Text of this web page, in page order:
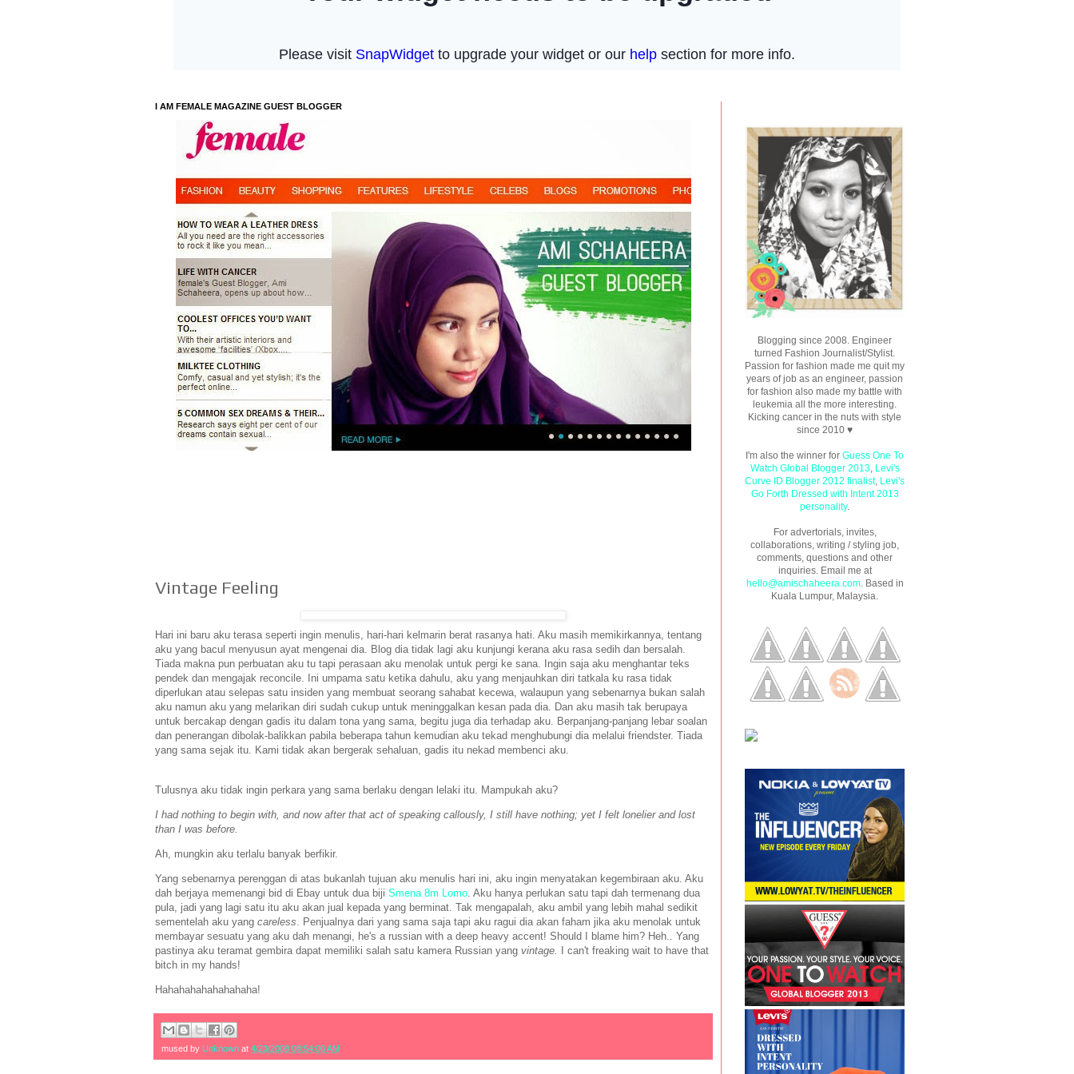
I AM FEMALE MAGAZINE GUEST BLOGGER
Vintage Feeling
Hari ini baru aku terasa seperti ingin menulis, hari-hari kelmarin berat rasanya hati. Aku masih memikirkannya, tentang
aku yang bacul menyusun ayat mengenai dia. Blog dia tidak lagi aku kunjungi kerana aku rasa sedih dan bersalah.
Tiada makna pun perbuatan aku tu tapi perasaan aku menolak untuk pergi ke sana. Ingin saja aku menghantar teks
pendek dan mengajak reconcile. Ini umpama satu ketika dahulu, aku yang menjauhkan diri tatkala ku rasa tidak
diperlukan atau selepas satu insiden yang membuat seorang sahabat kecewa, walaupun yang sebenarnya bukan salah
aku namun aku yang melarikan diri sudah cukup untuk meninggalkan kesan pada dia. Dan aku masih tak berupaya
untuk bercakap dengan gadis itu dalam tona yang sama, begitu juga dia terhadap aku. Berpanjang-panjang lebar soalan
dan penerangan dibolak-balikkan pabila beberapa tahun kemudian aku tekad menghubungi dia melalui friendster. Tiada
yang sama sejak itu. Kami tidak akan bergerak sehaluan, gadis itu nekad membenci aku.
Tulusnya aku tidak ingin perkara yang sama berlaku dengan lelaki itu. Mampukah aku?
I had nothing to begin with, and now after that act of speaking callously, I still have nothing; yet I felt lonelier and lost
than I was before.
Ah, mungkin aku terlalu banyak berfikir.
Yang sebenarnya perenggan di atas bukanlah tujuan aku menulis hari ini, aku ingin menyatakan kegembiraan aku. Aku
dah berjaya memenangi bid di Ebay untuk dua biji Smena 8m Lomo. Aku hanya perlukan satu tapi dah termenang dua
pula, jadi yang lagi satu itu aku akan jual kepada yang berminat. Tak mengapalah, aku ambil yang lebih mahal sedikit
sementelah aku yang careless. Penjualnya dari yang sama saja tapi aku ragui dia akan faham jika aku menolak untuk
membayar sesuatu yang aku dah menangi, he's a russian with a deep heavy accent! Should I blame him? Heh.. Yang
pastinya aku teramat gembira dapat memiliki salah satu kamera Russian yang vintage.
I can't freaking wait to have that
bitch in my hands!
Hahahahahahahahaha!
mused by Unknown at 4/23/2008 08:54:00 AM
Blogging since 2008. Engineer
turned Fashion Journalist/Stylist.
Passion for fashion made me quit my
years of job as an engineer, passion
for fashion also made my battle with
leukemia all the more interesting.
Kicking cancer in the nuts with style
since 2010 ♥
I'm also the winner for Guess One To
Watch Global Blogger 2013, Levi's
Curve ID Blogger 2012 finalist, Levi's
Go Forth Dressed with Intent 2013
personality.
For advertorials, invites,
collaborations, writing / styling job,
comments, questions and other
inquiries. Email me at
hello@amischaheera.com. Based in
Kuala Lumpur, Malaysia.